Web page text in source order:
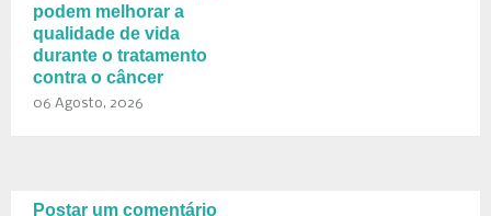
podem melhorar a
qualidade de vida
durante o tratamento
contra o câncer
06 Agosto, 2026
Postar um comentário